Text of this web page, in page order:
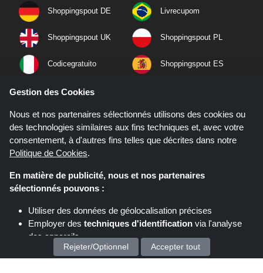
Shoppingspout DE Livrecupom
Shoppingspout UK Shoppingspout PL
Codicegratuito Shoppingspout ES
Shoppingspout NL
Shoppingspout PT Shoppingspout NO
Gestion des Cookies
Nous et nos partenaires sélectionnés utilisons des cookies ou
des technologies similaires aux fins techniques et, avec votre
consentement, à d'autres fins telles que décrites dans notre
Politique de Cookies.
En matière de publicité, nous et nos partenaires
sélectionnés pouvons :
Utiliser des données de géolocalisation précises
Employer des techniques d'identification via l'analyse
des appareils
Stocker et/ou accéder à des informations sur un appareil
Rejeter/Optionnel Accepter tout